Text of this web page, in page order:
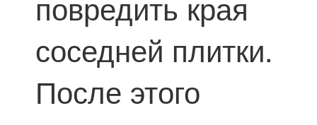
соседней плитки.
После этого